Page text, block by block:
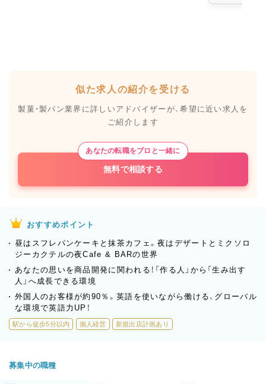
似た求人の紹介を受ける
製菓・製パン業界に詳しいアドバイザーが、希望に近い求人を
ご紹介します
あなたの転職をプロと一緒に
無料で相談する
おすすめポイント
昼はスフレパンケーキと抹茶カフェ。夜はデザートとミクソロ
ジーカクテルの夜Cafe & BARの世界
あなたの思いを商品開発に関われる！「作る人」から「生み出す
人」へ成長できる環境
外国人のお客様が約90％。英語を使いながら働ける、グローバル
な環境で英語力UP！
駅から徒歩5分以内 個人経営 新規出店計画あり
募集中の職種